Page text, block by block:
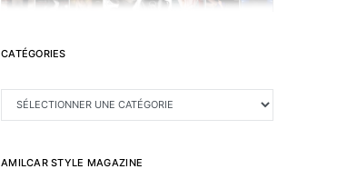
CATÉGORIES
CATÉGORIES
AMILCAR STYLE MAGAZINE